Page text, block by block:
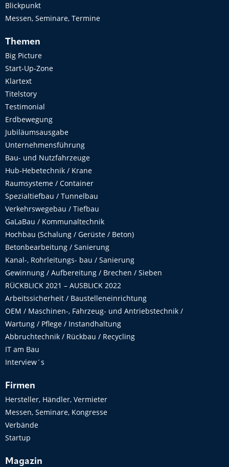
Blickpunkt
Messen, Seminare, Termine
Themen
Big Picture
Start-Up-Zone
Klartext
Titelstory
Testimonial
Erdbewegung
Jubiläumsausgabe
Unternehmensführung
Bau- und Nutzfahrzeuge
Hub-Hebetechnik / Krane
Raumsysteme / Container
Spezialtiefbau / Tunnelbau
Verkehrswegebau / Tiefbau
GaLaBau / Kommunaltechnik
Hochbau (Schalung / Gerüste / Beton)
Betonbearbeitung / Sanierung
Kanal-, Rohrleitungs- bau / Sanierung
Gewinnung / Aufbereitung / Brechen / Sieben
RÜCKBLICK 2021 – AUSBLICK 2022
Arbeitssicherheit / Baustelleneinrichtung
OEM / Maschinen-, Fahrzeug- und Antriebstechnik /
Wartung / Pflege / Instandhaltung
Abbruchtechnik / Rückbau / Recycling
IT am Bau
Interview´s
Firmen
Hersteller, Händler, Vermieter
Messen, Seminare, Kongresse
Verbände
Startup
Magazin